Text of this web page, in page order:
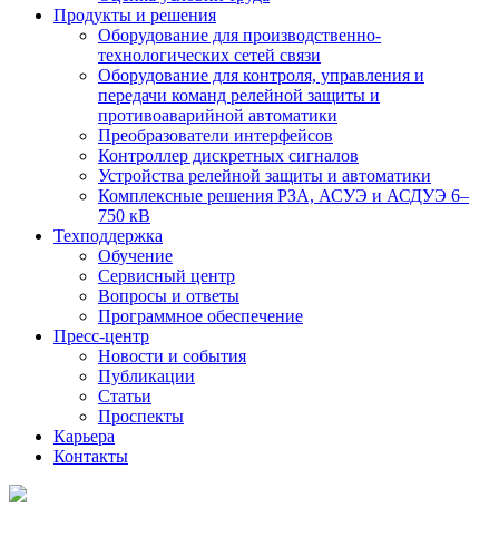
Продукты и решения
Оборудование для производственно-
технологических сетей связи
Оборудование для контроля, управления и
передачи команд релейной защиты и
противоаварийной автоматики
Преобразователи интерфейсов
Контроллер дискретных сигналов
Устройства релейной защиты и автоматики
Комплексные решения РЗА, АСУЭ и АСДУЭ 6–
750 кВ
Техподдержка
Обучение
Сервисный центр
Вопросы и ответы
Программное обеспечение
Пресс-центр
Новости и события
Публикации
Статьи
Проспекты
Карьера
Контакты